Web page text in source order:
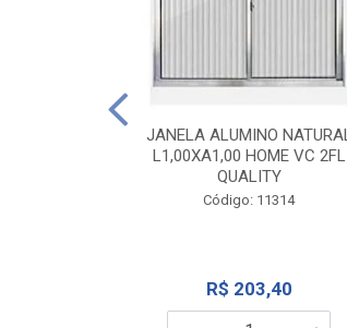
JANELA ALUMINO
L1,00XA1,00 HOME VC 2FL
QUALITY
Código: 11314
R$ 203,40